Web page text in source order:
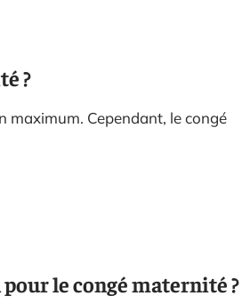
?
maximum. Cependant, le congé
le congé maternité ?